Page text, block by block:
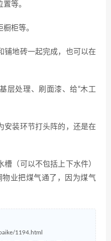
等。
柜等。
铺地砖一起完成，也可以在
层处理、刷面漆、给“木工
安装环节打头阵的，还是在
（可以不包括上下水件）
业把煤气通了，因为煤气
1194.html